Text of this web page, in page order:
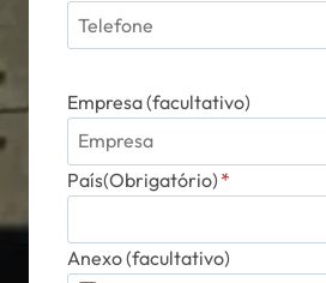
Empresa (facultativo)
País(Obrigatório) *
Anexo (facultativo)